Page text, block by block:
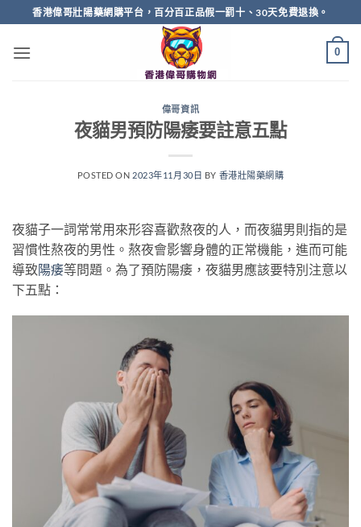
to
content
香港偉哥壯陽藥網購平台，百分百正品假一罰十、30天免費退換。
0
偉哥資訊
夜貓男預防陽痿要註意五點
POSTED ON 2023年11月30日 BY 香港壯陽藥網購
夜貓子一詞常常用來形容喜歡熬夜的人，而夜貓男則指的是
習慣性熬夜的男性。熬夜會影響身體的正常機能，進而可能
導致陽痿等問題。為了預防陽痿，夜貓男應該要特別注意以
下五點：